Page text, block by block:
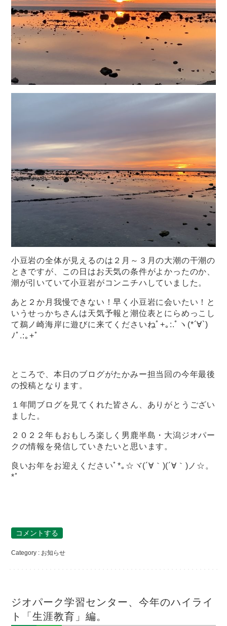
小豆岩の全体が見えるのは２月～３月の大潮の干潮の
ときですが、この日はお天気の条件がよかったのか、
潮が引いていて小豆岩がコンニチハしていました。
あと２か月我慢できない！早く小豆岩に会いたい！と
いうせっかちさんは天気予報と潮位表とにらめっこし
て鵜ノ崎海岸に遊びに来てくださいねﾟ+｡:.ﾟヽ(*´∀`)
ﾉﾟ.:｡+ﾟ
ところで、本日のブログがたかみー担当回の今年最後
の投稿となります。
１年間ブログを見てくれた皆さん、ありがとうござい
ました。
２０２２年もおもしろ楽しく男鹿半島・大潟ジオパー
クの情報を発信していきたいと思います。
良いお年をお迎えくださいﾟ*｡☆ヾ(´∀｀)(´∀｀)ノ☆。
*ﾟ
コメントする
Category : お知らせ
ジオパーク学習センター、今年のハイライ
ト「生涯教育」編。